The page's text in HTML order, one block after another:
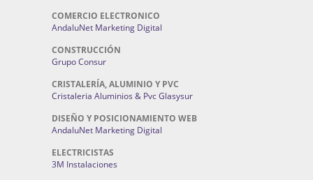
COMERCIO ELECTRONICO
AndaluNet Marketing Digital
CONSTRUCCIÓN
Grupo Consur
CRISTALERÍA, ALUMINIO Y PVC
Cristaleria Aluminios & Pvc Glasysur
DISEÑO Y POSICIONAMIENTO WEB
AndaluNet Marketing Digital
ELECTRICISTAS
3M Instalaciones